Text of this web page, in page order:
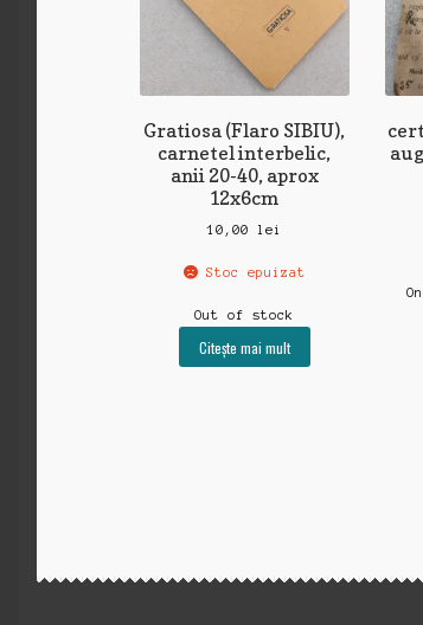
Gratiosa (Flaro SIBIU),
carnetel interbelic,
anii 20-40, aprox
12x6cm
10,00 lei
Stoc epuizat
Out of stock
Citește mai mult